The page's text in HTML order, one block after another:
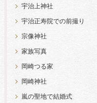
宇治上神社
宇治正寿院での前撮り
宗像神社
家族写真
岡崎つる家
岡崎神社
嵐の聖地で結婚式